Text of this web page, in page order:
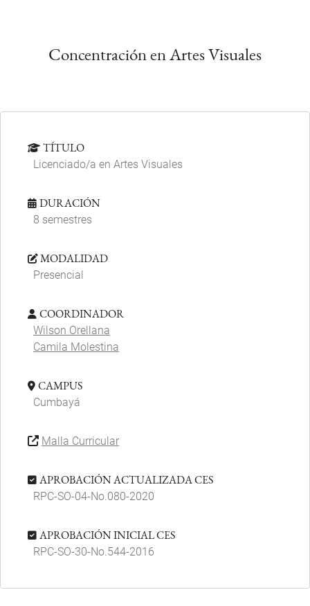
Concentración en Artes Visuales
TÍTULO
Licenciado/a en Artes Visuales
DURACIÓN
8 semestres
MODALIDAD
Presencial
COORDINADOR
Wilson Orellana
Camila Molestina
CAMPUS
Cumbayá
Malla Curricular
APROBACIÓN ACTUALIZADA CES
RPC-SO-04-No.080-2020
APROBACIÓN INICIAL CES
RPC-SO-30-No.544-2016